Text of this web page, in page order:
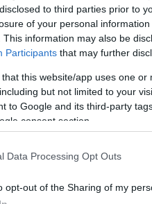
to third parties prior to
of your personal
This information may also be
Participants that may further
that this website/app uses one
but not limited to your
to Google and its third-party
consent section.
Data Processing Opt Outs
opt-out of the Sharing of my